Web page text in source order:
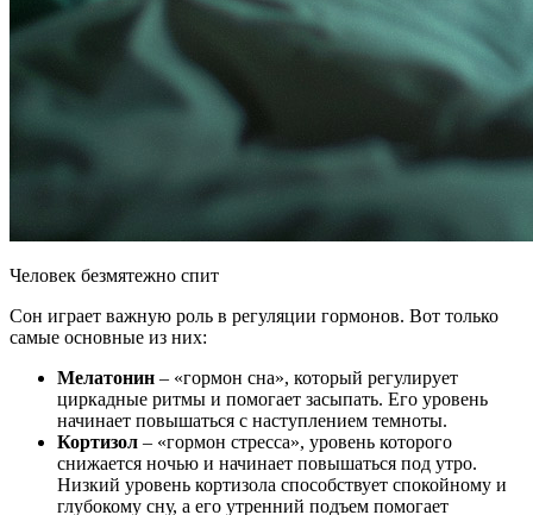
Человек безмятежно спит
Сон играет важную роль в регуляции гормонов. Вот только
самые основные из них:
Мелатонин – «гормон сна», который регулирует
циркадные ритмы и помогает засыпать. Его уровень
начинает повышаться с наступлением темноты.
Кортизол – «гормон стресса», уровень которого
снижается ночью и начинает повышаться под утро.
Низкий уровень кортизола способствует спокойному и
глубокому сну, а его утренний подъем помогает